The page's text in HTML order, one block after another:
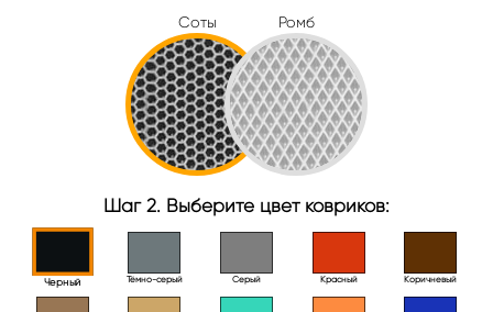
Соты Ромб
Шаг 2. Выберите цвет ковриков:
Черный Тёмно-серый Серый Красный Коричневый